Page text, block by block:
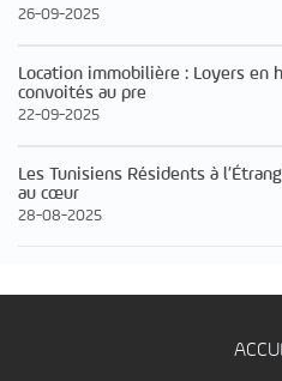
26-09-2025
Location immobilière : Loyers en
convoités au pre
22-09-2025
Les Tunisiens Résidents à
au cœur
28-08-2025